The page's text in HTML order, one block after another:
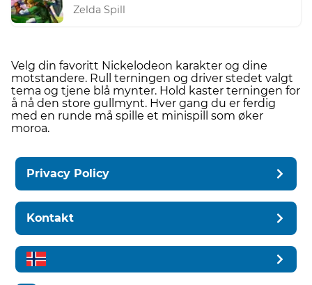
Zelda Spill
Velg din favoritt Nickelodeon karakter og dine
motstandere. Rull terningen og driver stedet valgt
tema og tjene blå mynter. Hold kaster terningen for
å nå den store gullmynt. Hver gang du er ferdig
med en runde må spille et minispill som øker
moroa.
Privacy Policy
Kontakt